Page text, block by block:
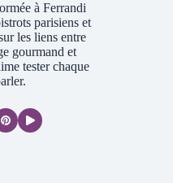
à Ferrandi
parisiens et
les liens entre
gourmand et
tester chaque